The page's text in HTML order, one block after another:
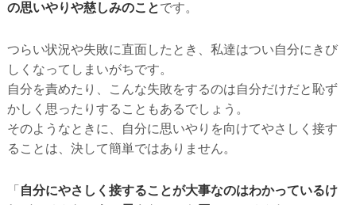
の思いやりや慈しみのことです。
つらい状況や失敗に直面したとき、私達はつい自分にきび
しくなってしまいがちです。
自分を責めたり、こんな失敗をするのは自分だけだと恥ず
かしく思ったりすることもあるでしょう。
そのようなときに、自分に思いやりを向けてやさしく接す
ることは、決して簡単ではありません。
「 自分にやさしく接することが大事なのはわかっているけ